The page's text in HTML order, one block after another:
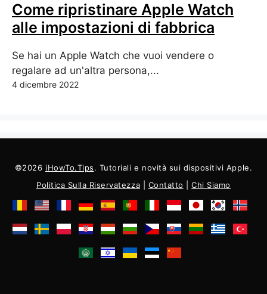
Come ripristinare Apple Watch
alle impostazioni di fabbrica
Se hai un Apple Watch che vuoi vendere o
regalare ad un'altra persona,...
4 dicembre 2022
©2026 iHowTo.Tips. Tutoriali e novità sui dispositivi Apple.
Politica Sulla Riservatezza
Contatto |Chi Siamo